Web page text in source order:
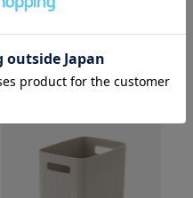
H16cm
かい質感の収納ボックス
¥590(税込 ¥649)